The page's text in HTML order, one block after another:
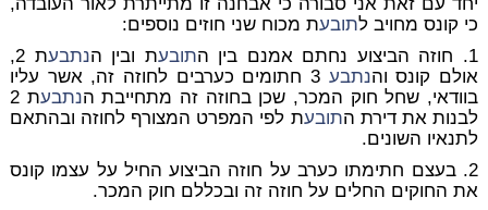
כי קונס מחויב לתובעת מכוח שני חוזים נוספים:
1. חוזה הביצוע נחתם אמנם בין ה
תובעת ובין הנתבע
ת 2,
אולם קונס והנתבע
3 חתומים כערבים לחוזה זה, אשר עליו
בוודאי, שחל חוק המכר, שכן בחוזה זה מתחייבת הנתבע
ת 2
לבנות את דירת התובעת לפי המפרט המצורף לחוזה ובהתאם
לתנאיו השונים.
2. בעצם חתימתו כערב על חוזה הביצוע החיל על עצמו קונס
את החוקים החלים על חוזה זה ובכללם חוק המכר.